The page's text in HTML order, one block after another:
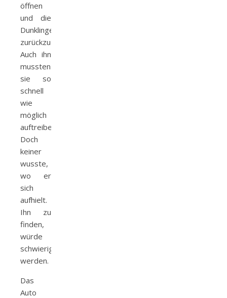
öffnen
und die
Dunklinge
zurückzudrängen.
Auch ihn
mussten
sie so
schnell
wie
möglich
auftreiben.
Doch
keiner
wusste,
wo er
sich
aufhielt.
Ihn zu
finden,
würde
schwierig
werden.
Das
Auto